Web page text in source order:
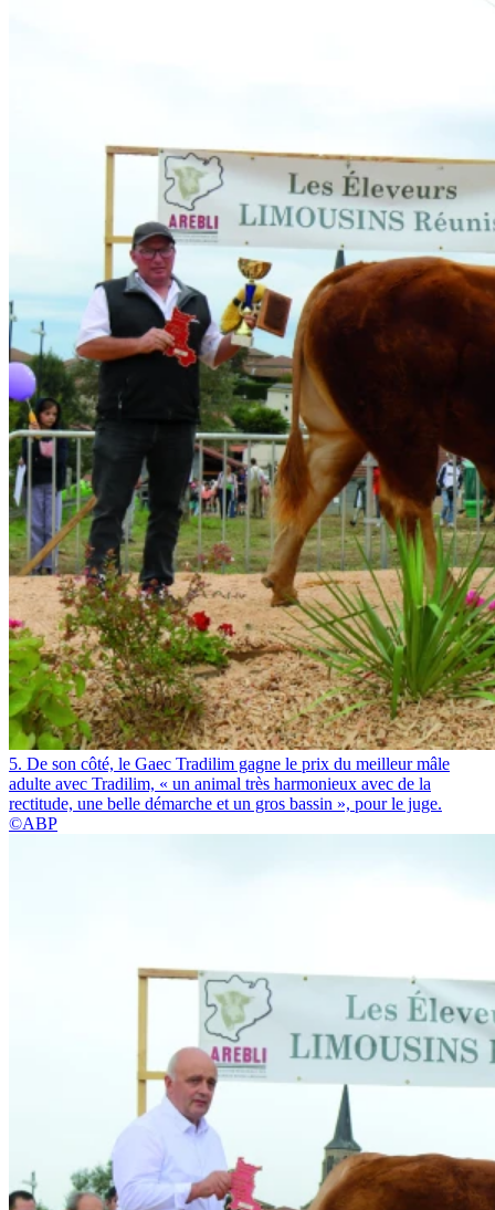
5. De son côté, le Gaec Tradilim gagne le prix du meilleur mâle
adulte avec Tradilim, « un animal très harmonieux avec de la
rectitude, une belle démarche et un gros bassin », pour le juge.
©ABP